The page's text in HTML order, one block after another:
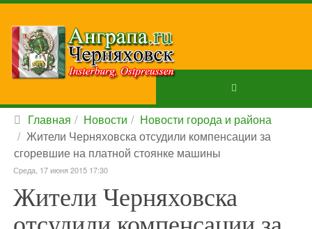
Главная Новости
Новости города и района
Жители Черняховска отсудили компенсации за
сгоревшие на платной стоянке машины
Среда, 17 июня 2015 17:30
Жители Черняховска